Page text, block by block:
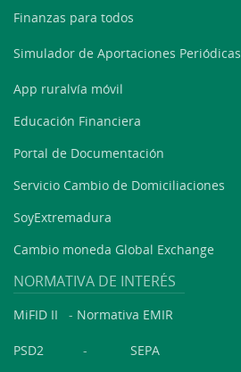
Finanzas para todos
Simulador de Aportaciones Periódicas
App ruralvía móvil
Educación Financiera
Portal de Documentación
Servicio Cambio de Domiciliaciones
SoyExtremadura
Cambio moneda Global Exchange
NORMATIVA DE INTERÉS
MiFID II - Normativa EMIR
PSD2 - SEPA